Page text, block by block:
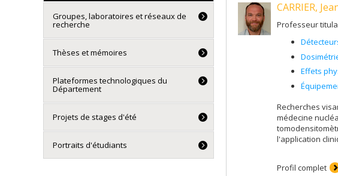
CARRIER,
Professeur
Effets
Recherches
médecine
l'application
Profil complet
Groupes, laboratoires et réseaux de
recherche
Thèses et mémoires
Plateformes technologiques du
Département
Projets de stages d'été
Portraits d'étudiants